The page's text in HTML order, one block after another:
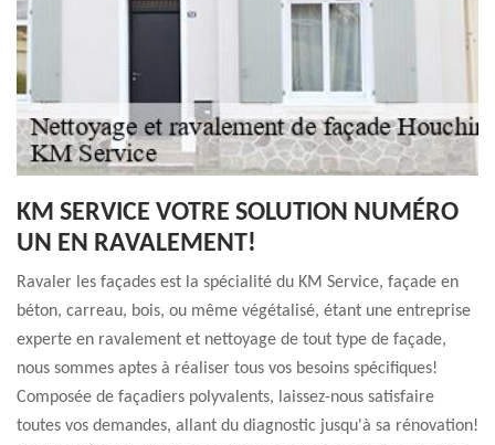
KM SERVICE VOTRE SOLUTION NUMÉRO
UN EN RAVALEMENT!
Ravaler les façades est la spécialité du KM Service, façade en
béton, carreau, bois, ou même végétalisé, étant une entreprise
experte en ravalement et nettoyage de tout type de façade,
nous sommes aptes à réaliser tous vos besoins spécifiques!
Composée de façadiers polyvalents, laissez-nous satisfaire
toutes vos demandes, allant du diagnostic jusqu'à sa rénovation!